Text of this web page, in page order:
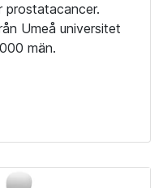
Umeå universitet
män.